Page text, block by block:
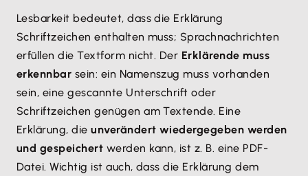
Lesbarkeit bedeutet, dass die Erklärung
Schriftzeichen enthalten muss; Sprachnachrichten
erfüllen die Textform nicht. Der Erklärende muss
erkennbar sein: ein Namenszug muss vorhanden
sein, eine gescannte Unterschrift oder
Schriftzeichen genügen am Textende. Eine
Erklärung, dieunverändert wiedergegeben werden
und gespeichert werden kann, ist z. B. eine PDF-
Datei. Wichtig ist auch, dass die Erklärung dem